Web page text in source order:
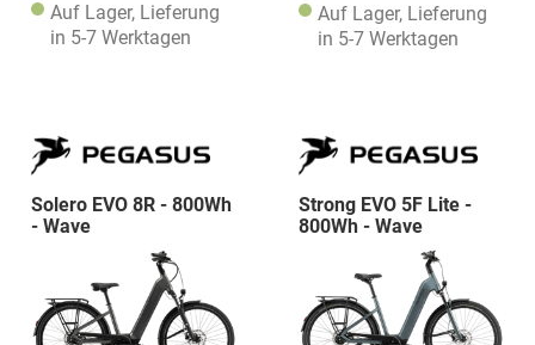
Auf Lager, Lieferung
in 5-7 Werktagen
Auf Lager, Lieferung
in 5-7 Werktagen
Solero EVO 8R - 800Wh
- Wave
Strong EVO 5F Lite -
800Wh - Wave